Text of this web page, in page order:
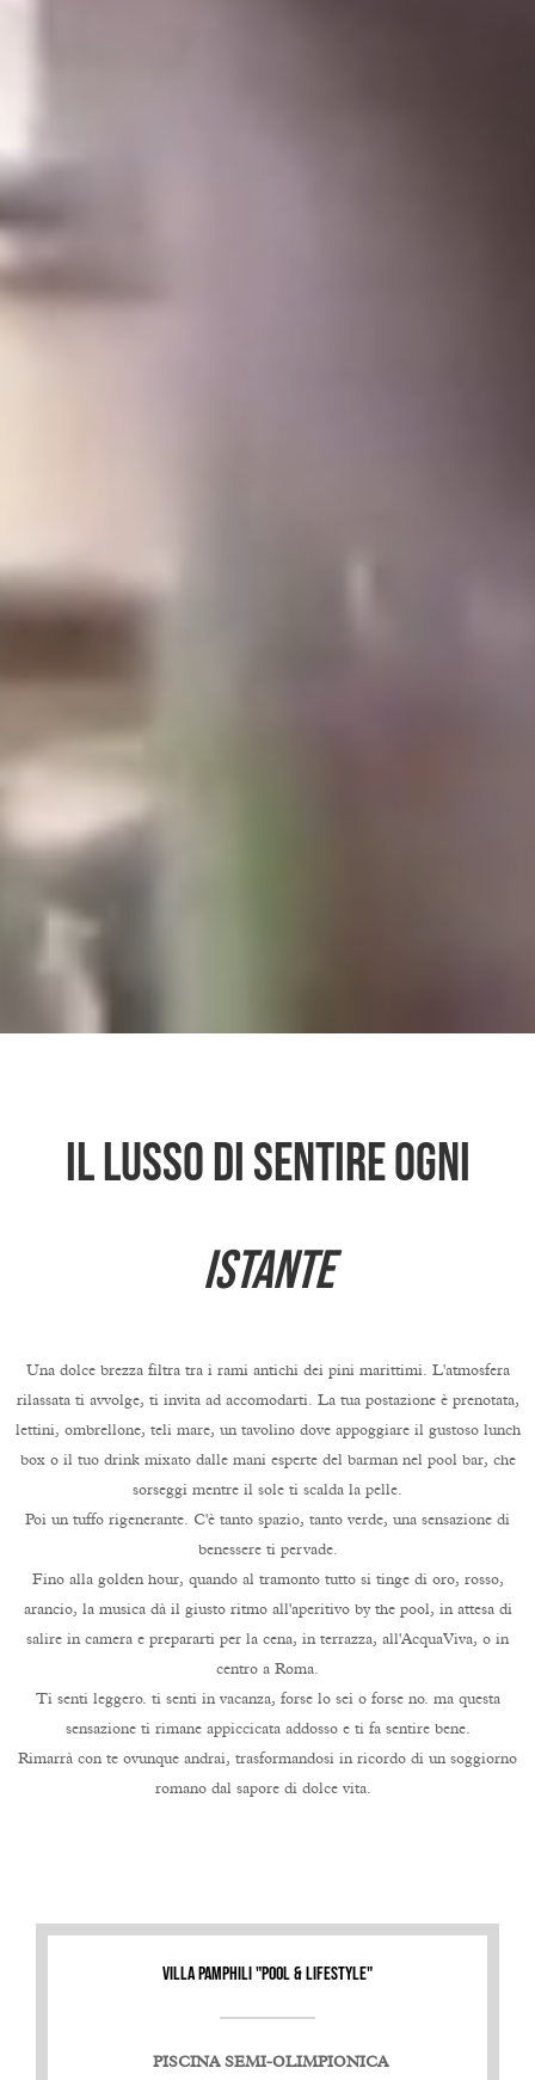
Il lusso di sentire ogni
istante
Una dolce brezza filtra tra i rami antichi dei pini marittimi. L'atmosfera
rilassata ti avvolge, ti invita ad accomodarti. La tua postazione è prenotata,
lettini, ombrellone, teli mare, un tavolino dove appoggiare il gustoso lunch
box o il tuo drink mixato dalle mani esperte del barman nel pool bar, che
sorseggi mentre il sole ti scalda la pelle.
Poi un tuffo rigenerante. C'è tanto spazio, tanto verde, una sensazione di
benessere ti pervade.
Fino alla golden hour, quando al tramonto tutto si tinge di oro, rosso,
arancio, la musica dà il giusto ritmo all'aperitivo by the pool, in attesa di
salire in camera e prepararti per la cena, in terrazza, all'AcquaViva, o in
centro a Roma.
Ti senti leggero. ti senti in vacanza, forse lo sei o forse no. ma questa
sensazione ti rimane appiccicata addosso e ti fa sentire bene.
Rimarrà con te ovunque andrai, trasformandosi in ricordo di un soggiorno
romano dal sapore di dolce vita.
VILLA PAMPHILI "POOL & LIFESTYLE"
PISCINA SEMI-OLIMPIONICA